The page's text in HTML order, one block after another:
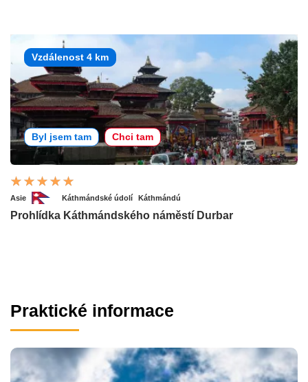
Vzdálenost 4 km
Byl jsem tam Chci tam
Asie Káthmándské údolí Káthmándú
Prohlídka Káthmándského náměstí Durbar
Praktické informace